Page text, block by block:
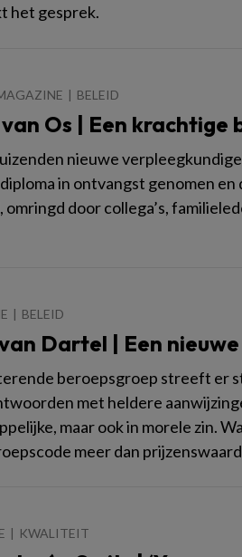
het gesprek.
BELEID
Os | Een krachtige
nieuwe
in ontvangst genomen
door collega’s,
BELEID
Dartel | Een
beroepsgroep streeft er
met heldere
maar ook in morele zin.
meer dan
KWALITEIT